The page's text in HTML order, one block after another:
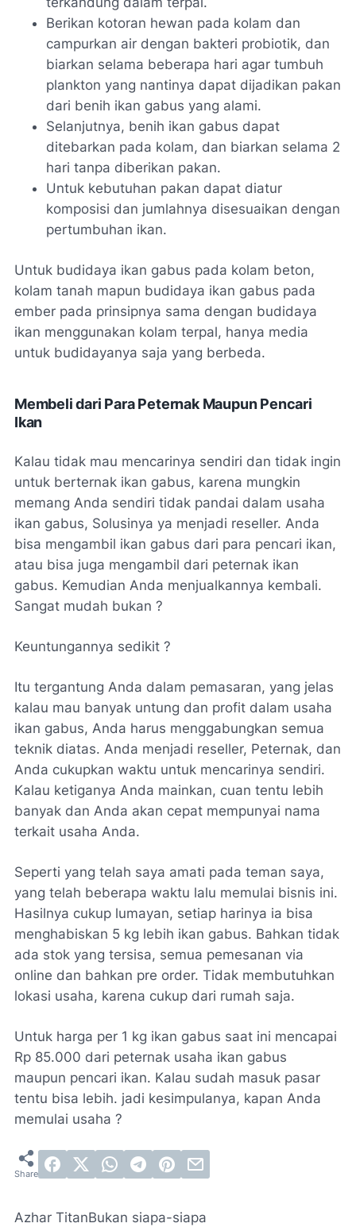
Berikan kotoran hewan pada kolam dan
campurkan air dengan bakteri probiotik, dan
biarkan selama beberapa hari agar tumbuh
plankton yang nantinya dapat dijadikan pakan
dari benih ikan gabus yang alami.
Selanjutnya, benih ikan gabus dapat
ditebarkan pada kolam, dan biarkan selama 2
hari tanpa diberikan pakan.
Untuk kebutuhan pakan dapat diatur
komposisi dan jumlahnya disesuaikan dengan
pertumbuhan ikan.
Untuk budidaya ikan gabus pada kolam beton,
kolam tanah mapun budidaya ikan gabus pada
ember pada prinsipnya sama dengan budidaya
ikan menggunakan kolam terpal, hanya media
untuk budidayanya saja yang berbeda.
Membeli dari Para Peternak Maupun Pencari
Ikan
Kalau tidak mau mencarinya sendiri dan tidak ingin
untuk berternak ikan gabus, karena mungkin
memang Anda sendiri tidak pandai dalam usaha
ikan gabus, Solusinya ya menjadi reseller. Anda
bisa mengambil ikan gabus dari para pencari ikan,
atau bisa juga mengambil dari peternak ikan
gabus. Kemudian Anda menjualkannya kembali.
Sangat mudah bukan ?
Keuntungannya sedikit ?
Itu tergantung Anda dalam pemasaran, yang jelas
kalau mau banyak untung dan profit dalam usaha
ikan gabus, Anda harus menggabungkan semua
teknik diatas. Anda menjadi reseller, Peternak, dan
Anda cukupkan waktu untuk mencarinya sendiri.
Kalau ketiganya Anda mainkan, cuan tentu lebih
banyak dan Anda akan cepat mempunyai nama
terkait usaha Anda.
Seperti yang telah saya amati pada teman saya,
yang telah beberapa waktu lalu memulai bisnis ini.
Hasilnya cukup lumayan, setiap harinya ia bisa
menghabiskan 5 kg lebih ikan gabus. Bahkan tidak
ada stok yang tersisa, semua pemesanan via
online dan bahkan pre order. Tidak membutuhkan
lokasi usaha, karena cukup dari rumah saja.
Untuk harga per 1 kg ikan gabus saat ini mencapai
Rp 85.000 dari peternak usaha ikan gabus
maupun pencari ikan. Kalau sudah masuk pasar
tentu bisa lebih. jadi kesimpulanya, kapan Anda
memulai usaha ?
Azhar TitanBukan siapa-siapa